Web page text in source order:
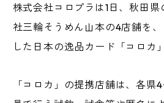
株式会社コロプラは1日、秋田
社三輪そうめん山本の4店舗を
した日本の逸品カード「コロカ
「コロカ」の提携店舗は、各